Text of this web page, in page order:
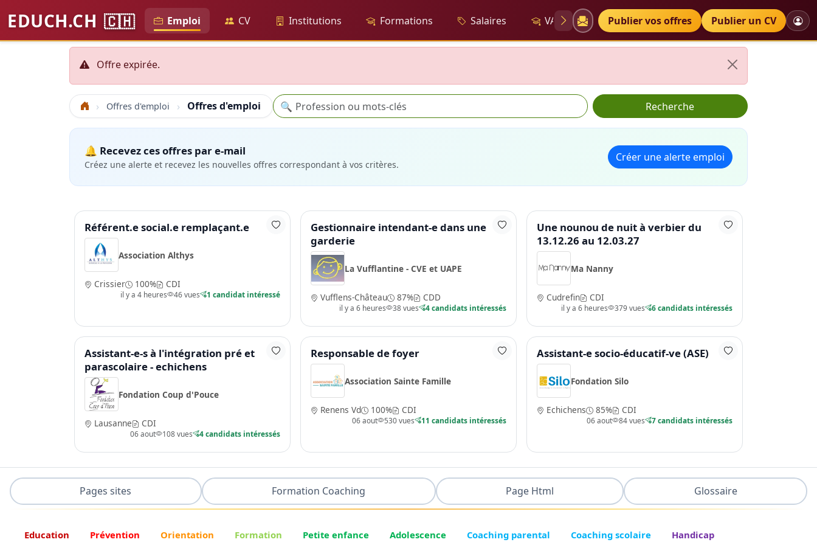
EDUCH.CH 🇨🇭 Emploi CV Institutions Formations Salaires VAE Diplômes Petites annonces
Publier vos offres Publier un CV
Offre expirée.
Accueil Offres d'emploi Offres d'emploi Recherche
🔍 Recherche
🔔 Recevez ces offres par e-mail
Créez une alerte et recevez les nouvelles offres correspondant à vos critères.
Créer une alerte emploi
Référent.e social.e remplaçant.e
Association Althys
Crissier 100% CDI
il y a 4 heures 46 vues 1 candidat intéressé
Gestionnaire intendant-e dans une
garderie
La Vufflantine - CVE et UAPE
Vufflens-Château 87% CDD
il y a 6 heures 38 vues 4 candidats intéressés
Une nounou de nuit à verbier du
13.12.26 au 12.03.27
Ma Nanny
Cudrefin CDI
il y a 6 heures 379 vues 6 candidats intéressés
Assistant-e-s à l'intégration pré et
parascolaire - echichens
Fondation Coup d'Pouce
Lausanne CDI
06 aout 108 vues 4 candidats intéressés
Responsable de foyer
Association Sainte Famille
Renens Vd 100% CDI
06 aout 530 vues 11 candidats intéressés
Assistant-e socio-éducatif-ve (ASE)
Fondation Silo
Echichens 85% CDI
06 aout 84 vues 7 candidats intéressés
Pages sites Formation Coaching Page Html Glossaire
Education Prévention Orientation Formation Petite enfance Adolescence Coaching parental Coaching scolaire Handicap